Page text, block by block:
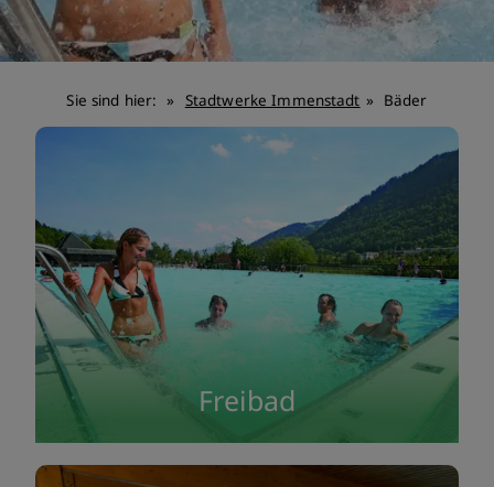
Sie sind hier: Stadtwerke Immenstadt Bäder
Freibad